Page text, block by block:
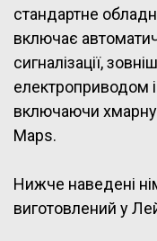
стандартне
включає
сигналізації,
електроприводом
включаючи хмарну
Maps.
Нижче наведені
виготовлений у